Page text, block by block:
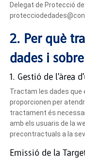
Delegat de Protecció de
2. Per què
dades i
1. Gestió de l'àrea
Tractam les dades
proporcionen per
tractament és
amb els usuaris de la
precontractuals a la
Emissió de la